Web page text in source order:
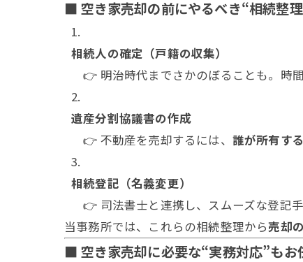
■ 空き家売却の前にやるべき“相続整
相続人の確定（戸籍の収集）
👉 明治時代までさかのぼることも。時
遺産分割協議書の作成
👉 不動産を売却するには、 誰が所有す
相続登記（名義変更）
👉 司法書士と連携し、スムーズな登記手
当事務所では、これらの相続整理から売却
■ 空き家売却に必要な“実務対応”もお